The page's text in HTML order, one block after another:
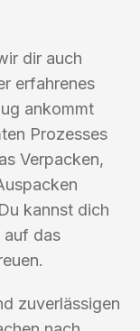
dir auch
erfahrenes
ankommt
Prozesses
Verpacken,
kannst dich
auf das
zuverlässigen